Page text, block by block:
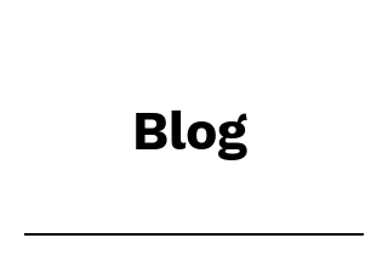
Blog